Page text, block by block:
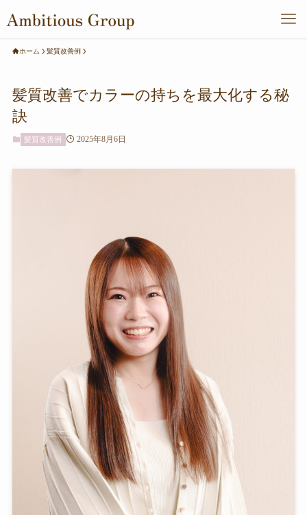
ホーム 髪質改善例
髪質改善でカラーの持ちを最大化する秘
訣
髪質改善例 2025年8月6日